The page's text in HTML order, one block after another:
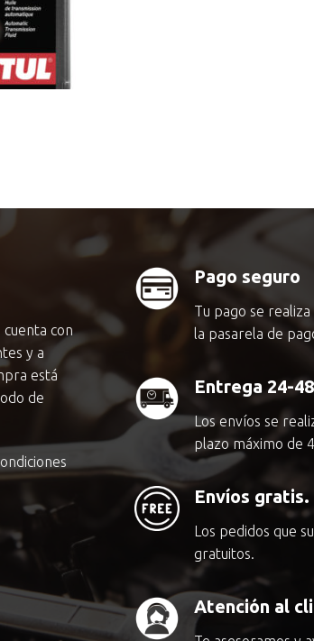
con
y a
está
de
Pago seguro
Tu pago se
la pasarela de
Entrega 24-
Los envíos se
plazo máximo de
Envíos gratis.
Los pedidos que
gratuitos.
Atención al